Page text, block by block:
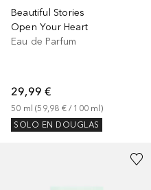
Beautiful Stories
Open Your Heart
Eau de Parfum
29,99 €
50 ml (59,98 € / 100 ml )
SOLO EN DOUGLAS